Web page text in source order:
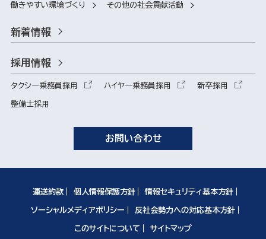
働きやすい環境づくり その他の社会貢献活動
新着情報
採用情報
タクシー乗務員採用 ハイヤー乗務員採用 新卒採用
整備士採用
お問い合わせ
運送約款 個人情報保護方針 情報セキュリティ基本方針
ソーシャルメディアポリシー 反社会勢力への対応基本方針
このサイトについて サイトマップ